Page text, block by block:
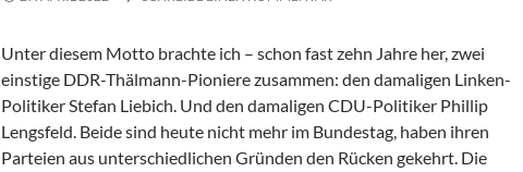
Unter diesem Motto brachte ich – schon fast zehn Jahre her, zwei
einstige DDR-Thälmann-Pioniere zusammen: den damaligen Linken-
Politiker Stefan Liebich. Und den damaligen CDU-Politiker Phillip
Lengsfeld. Beide sind heute nicht mehr im Bundestag, haben ihren
Parteien aus unterschiedlichen Gründen den Rücken gekehrt. Die